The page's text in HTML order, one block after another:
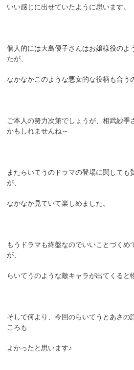
いい感じに出せていたように思います。
個人的には大島優子さんはお嬢様役のよ
たが、
なかなかこのような悪女的な役柄も合う
ご本人の努力次第でしょうが、相武紗季
かもしれませんね～
またらいてうのドラマの登場に関しても
が、
なかなか見ていて楽しめました。
もうドラマも終盤なのでいいことづくめ
が、
らいてうのような敵キャラが出てくると
そして何より、今回のらいてうとあさの
ころも
よかったと思います♪